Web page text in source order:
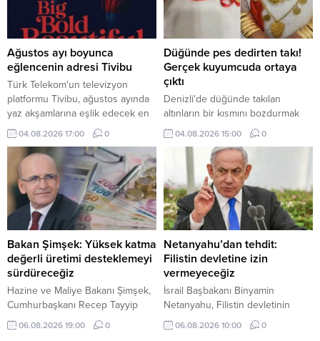
dünyanın önde gelen spor
müsabakalarını takip edebiliyor.
Ağustos ayı boyunca
eğlencenin adresi Tivibu
Türk Telekom'un televizyon
platformu Tivibu, ağustos ayında
yaz akşamlarına eşlik edecek en
yeni yapımları ve sevilen klasikleri
izleyicilerle buluşturmaya devam
ediyor. Birbirinden yeni yapımların
ve sevilen klasiklerin yer aldığı
Tivibu, her yaşa ve her zevke
hitap eden geniş, zengin film
seçkisiyle yaz tatili coşkusunu
artırıyor.
04.08.2026 17:00 0
Düğünde pes dedirten takı!
Gerçek kuyumcuda ortaya
çıktı
Denizli'de düğünde takılan
altınların bir kısmını bozdurmak
için kuyumcuya giden damat,
karşılaştığı manzara karşısında
neye uğradığını şaşırdı. İşte
04.08.2026 15:00 0
Bakan Şimşek: Yüksek katma
değerli üretimi desteklemeyi
sürdüreceğiz
Hazine ve Maliye Bakanı Şimşek,
Cumhurbaşkanı Recep Tayyip
Erdoğan'ın liderliğinde verimliliği
artıran, yüksek katma değerli
06.08.2026 19:00 0
Netanyahu’dan tehdit:
Filistin devletine izin
vermeyeceğiz
İsrail Başbakanı Binyamin
Netanyahu, Filistin devletinin
kurulmasına kesinlikle izin
vermeyeceklerini belirterek,
06.08.2026 10:00 0